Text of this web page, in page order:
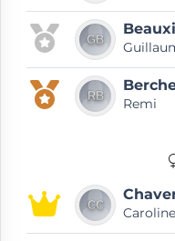
Remi
Caroline